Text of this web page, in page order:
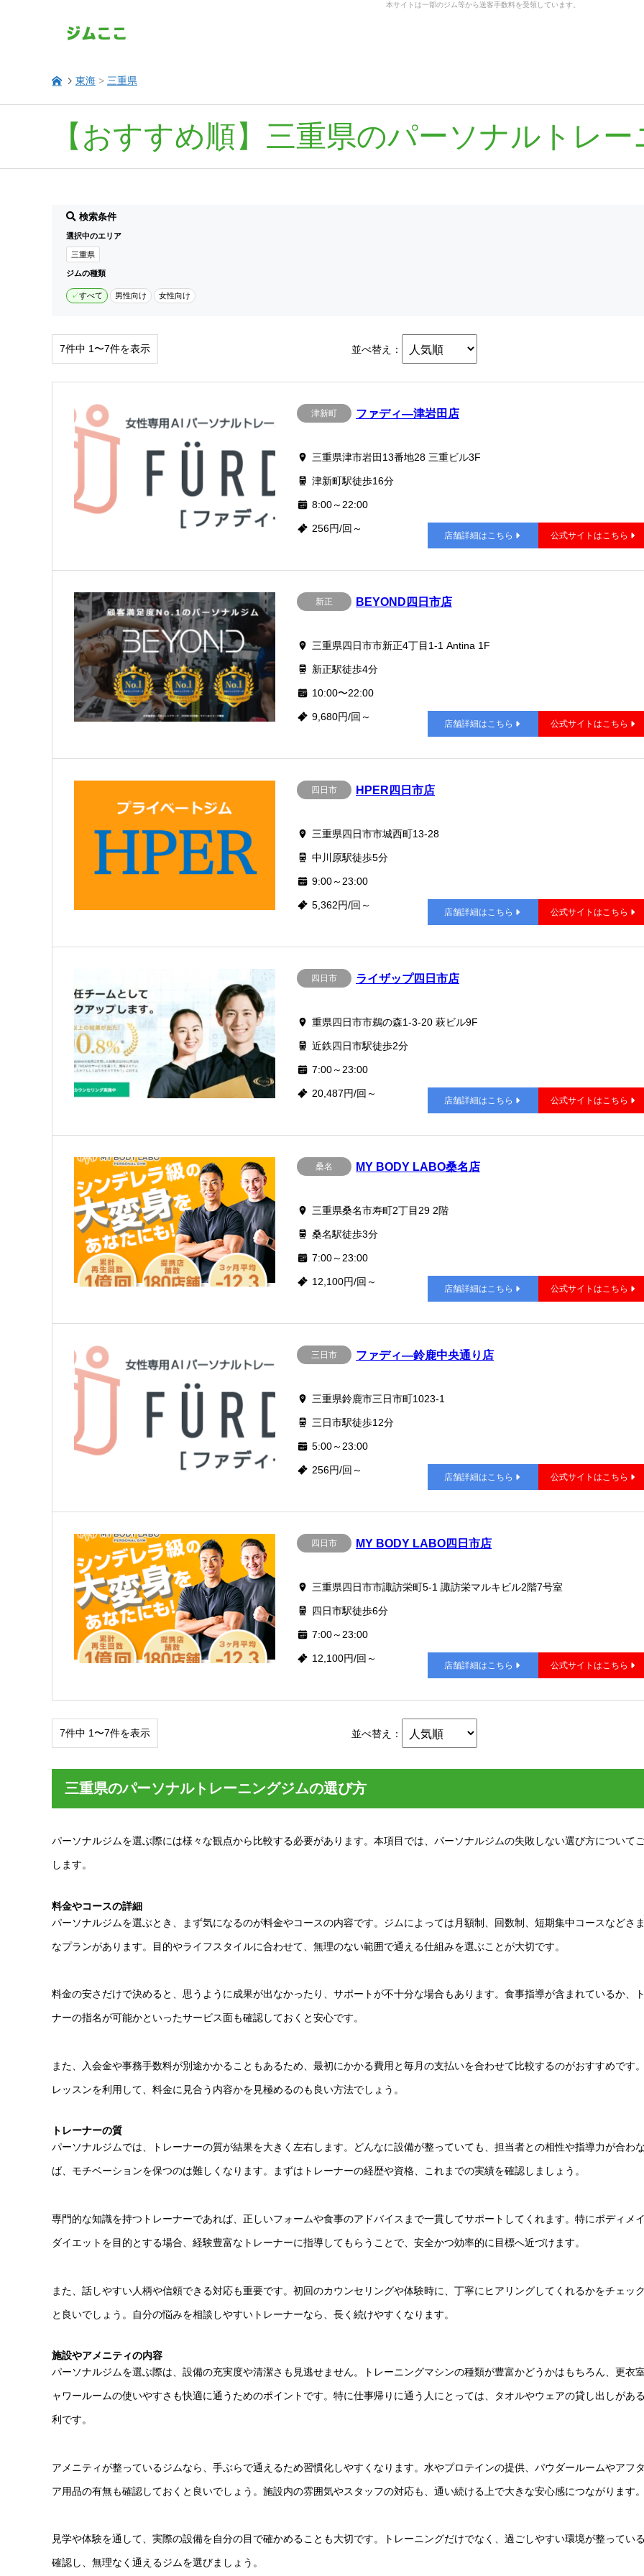
本サイトは一部のジム等から送客手数料を受領しています。
東海 > 三重県
【おすすめ順】三重県のパーソナルトレ
検索条件
選択中のエリア
三重県
ジムの種類
すべて 男性向け 女性向け
7件中 1〜7件を表示 並べ替え：
津新町 ファディ―津岩田店
三重県津市岩田13番地28 三重ビル3F
津新町駅徒歩16分
8:00～22:00
256円/回～
店舗詳細はこちら 公式サイトはこちら
新正 BEYOND四日市店
三重県四日市市新正4丁目1-1 Antina 1F
新正駅徒歩4分
10:00〜22:00
9,680円/回～
店舗詳細はこちら 公式サイトはこちら
四日市 HPER四日市店
三重県四日市市城西町13-28
中川原駅徒歩5分
9:00～23:00
5,362円/回～
店舗詳細はこちら 公式サイトはこちら
四日市 ライザップ四日市店
重県四日市市鵜の森1-3-20 萩ビル9F
近鉄四日市駅徒歩2分
7:00～23:00
20,487円/回～
店舗詳細はこちら 公式サイトはこちら
桑名 MY BODY LABO桑名店
三重県桑名市寿町2丁目29 2階
桑名駅徒歩3分
7:00～23:00
12,100円/回～
店舗詳細はこちら 公式サイトはこちら
三日市 ファディ―鈴鹿中央通り店
三重県鈴鹿市三日市町1023-1
三日市駅徒歩12分
5:00～23:00
256円/回～
店舗詳細はこちら 公式サイトはこちら
四日市 MY BODY LABO四日市店
三重県四日市市諏訪栄町5-1 諏訪栄マルキビル2階7号室
四日市駅徒歩6分
7:00～23:00
12,100円/回～
店舗詳細はこちら 公式サイトはこちら
7件中 1〜7件を表示 並べ替え：
三重県のパーソナルトレーニングジムの選び方
パーソナルジムを選ぶ際には様々な観点から比較する必要があります。本項目では、パーソナルジムの失敗しない選び方について
します。
料金やコースの詳細
パーソナルジムを選ぶとき、まず気になるのが料金やコースの内容です。ジムによっては月額制、回数制、短期集中コースなどさ
なプランがあります。目的やライフスタイルに合わせて、無理のない範囲で通える仕組みを選ぶことが大切です。
料金の安さだけで決めると、思うように成果が出なかったり、サポートが不十分な場合もあります。食事指導が含まれているか、
ナーの指名が可能かといったサービス面も確認しておくと安心です。
また、入会金や事務手数料が別途かかることもあるため、最初にかかる費用と毎月の支払いを合わせて比較するのがおすすめです
レッスンを利用して、料金に見合う内容かを見極めるのも良い方法でしょう。
トレーナーの質
パーソナルジムでは、トレーナーの質が結果を大きく左右します。どんなに設備が整っていても、担当者との相性や指導力が合わ
ば、モチベーションを保つのは難しくなります。まずはトレーナーの経歴や資格、これまでの実績を確認しましょう。
専門的な知識を持つトレーナーであれば、正しいフォームや食事のアドバイスまで一貫してサポートしてくれます。特にボディメ
ダイエットを目的とする場合、経験豊富なトレーナーに指導してもらうことで、安全かつ効率的に目標へ近づけます。
また、話しやすい人柄や信頼できる対応も重要です。初回のカウンセリングや体験時に、丁寧にヒアリングしてくれるかをチェッ
と良いでしょう。自分の悩みを相談しやすいトレーナーなら、長く続けやすくなります。
施設やアメニティの内容
パーソナルジムを選ぶ際は、設備の充実度や清潔さも見逃せません。トレーニングマシンの種類が豊富かどうかはもちろん、更衣
ャワールームの使いやすさも快適に通うためのポイントです。特に仕事帰りに通う人にとっては、タオルやウェアの貸し出しがあ
利です。
アメニティが整っているジムなら、手ぶらで通えるため習慣化しやすくなります。水やプロテインの提供、パウダールームやアフ
ア用品の有無も確認しておくと良いでしょう。施設内の雰囲気やスタッフの対応も、通い続ける上で大きな安心感につながります。
見学や体験を通して、実際の設備を自分の目で確かめることも大切です。トレーニングだけでなく、過ごしやすい環境が整ってい
確認し、無理なく通えるジムを選びましょう。